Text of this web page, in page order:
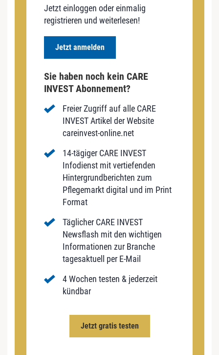
Jetzt einloggen oder einmalig
registrieren und weiterlesen!
Jetzt anmelden
Sie haben noch kein CARE
INVEST Abonnement?
Freier Zugriff auf alle CARE
INVEST Artikel der Website
careinvest-online.net
14-tägiger CARE INVEST
Infodienst mit vertiefenden
Hintergrundberichten zum
Pflegemarkt digital und im Print
Format
Täglicher CARE INVEST
Newsflash mit den wichtigen
Informationen zur Branche
tagesaktuell per E-Mail
4 Wochen testen & jederzeit
kündbar
Jetzt gratis testen